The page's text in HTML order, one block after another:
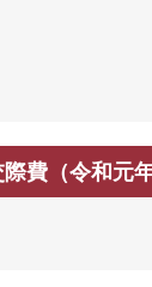
費（令和元